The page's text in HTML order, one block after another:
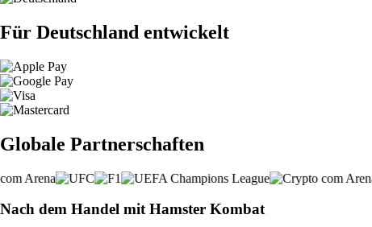
Für Deutschland entwickelt
Globale Partnerschaften
Nach dem Handel mit Hamster Kombat